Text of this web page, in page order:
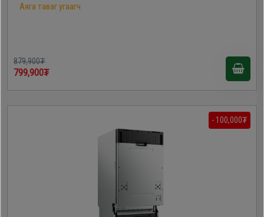
Аяга таваг угаагч
879,900₮
799,900₮
- 100,000₮